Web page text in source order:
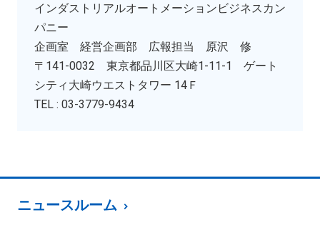
インダストリアルオートメーションビジネスカン
パニー
企画室 経営企画部 広報担当 原沢 修
〒141-0032 東京都品川区大崎1-11-1 ゲート
シティ大崎ウエストタワー 14Ｆ
TEL : 03-3779-9434
ニュースルーム